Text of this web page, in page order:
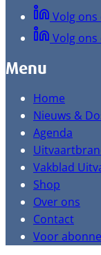
Volg ons
Volg ons
Menu
Home
Nieuws &
Agenda
Vakblad
Shop
Over ons
Contact
Voor